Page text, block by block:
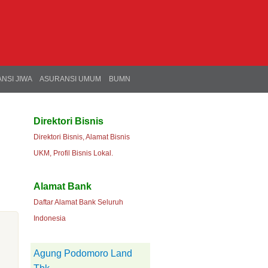
JIWA ASURANSI UMUM BUMN
Direktori Bisnis
Direktori Bisnis, Alamat Bisnis
UKM, Profil Bisnis Lokal.
Alamat Bank
Daftar Alamat Bank Seluruh
Indonesia
Agung Podomoro Land